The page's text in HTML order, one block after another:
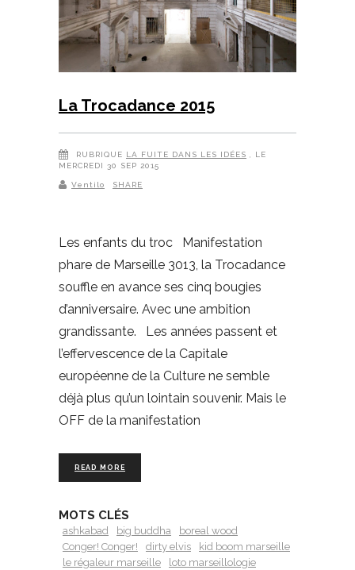
La Trocadance 2015
RUBRIQUE LA FUITE DANS LES IDÉES
, LE
MERCREDI 30 SEP 2015
Ventilo SHARE
Les enfants du troc Manifestation
phare de Marseille 3013, la Trocadance
souffle en avance ses cinq bougies
d’anniversaire. Avec une ambition
grandissante. Les années passent et
l’effervescence de la Capitale
européenne de la Culture ne semble
déjà plus qu’un lointain souvenir. Mais le
OFF de la manifestation
READ MORE
MOTS CLÉS
ashkabad big buddha
boreal wood
Conger! Conger!
dirty elvis
kid boom marseille
le régaleur marseille
loto marseillologie